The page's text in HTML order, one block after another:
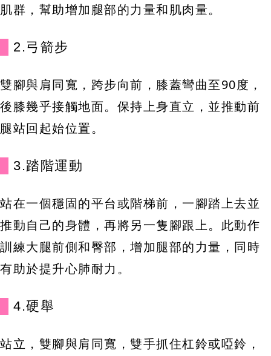
肌群，幫助增加腿部的力量和肌肉量。
2.弓箭步
雙腳與肩同寬，跨步向前，膝蓋彎曲至90度，
後膝幾乎接觸地面。保持上身直立，並推動前
腿站回起始位置。
3.踏階運動
站在一個穩固的平台或階梯前，一腳踏上去並
推動自己的身體，再將另一隻腳跟上。此動作
訓練大腿前側和臀部，增加腿部的力量，同時
有助於提升心肺耐力。
4.硬舉
站立，雙腳與肩同寬，雙手抓住杠鈴或啞鈴，